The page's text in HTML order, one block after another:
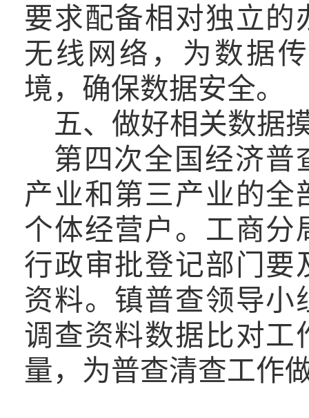
要求配备相对独立的
无线网络，为数据
境，确保数据安全。
五、做好相关数据
第四次全国经济普
产业和第三产业的
个体经营户。 工商分
行政审批登记部门要
资料。 镇普查领导小
调查资料数据比对工
量，为普查清查工作